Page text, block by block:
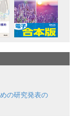
の研究発表の